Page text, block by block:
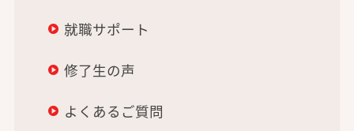
就職サポート
修了生の声
よくあるご質問